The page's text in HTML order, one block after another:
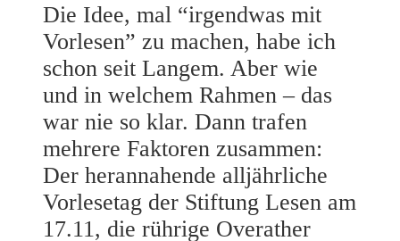
Die Idee, mal “irgendwas mit
Vorlesen” zu machen, habe ich
schon seit Langem. Aber wie
und in welchem Rahmen – das
war nie so klar. Dann trafen
mehrere Faktoren zusammen:
Der herannahende alljährliche
Vorlesetag der Stiftung Lesen am
17.11, die rührige Overather